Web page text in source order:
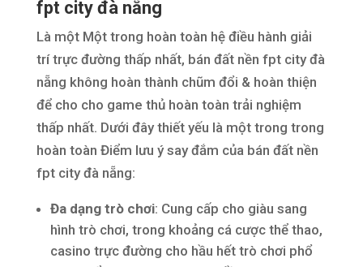
fpt city đà nẵng
Là một Một trong hoàn toàn hệ điều hành giải
trí trực đường thấp nhất, bán đất nền fpt city đà
nẵng không hoàn thành chũm đổi & hoàn thiện
để cho cho game thủ hoàn toàn trải nghiệm
thấp nhất. Dưới đây thiết yếu là một trong trong
hoàn toàn Điểm lưu ý say đắm của bán đất nền
fpt city đà nẵng:
Đa dạng trò chơi: Cung cấp cho giàu sang
hình trò chơi, trong khoảng cá cược thể thao,
casino trực đường cho hầu hết trò chơi phổ